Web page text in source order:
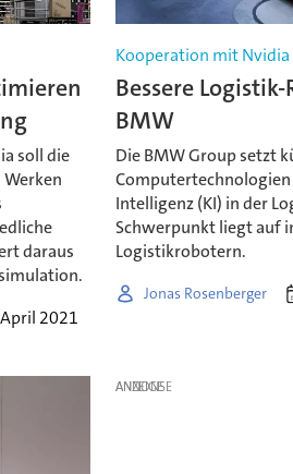
soll die
daraus
2021
Kooperation mit Nvidia
Bessere
BMW
Die BMW Group setzt
Intelligenz (KI) in der
Schwerpunkt liegt auf
Logistikrobotern.
Jonas Rosenberger
ANZEIGE